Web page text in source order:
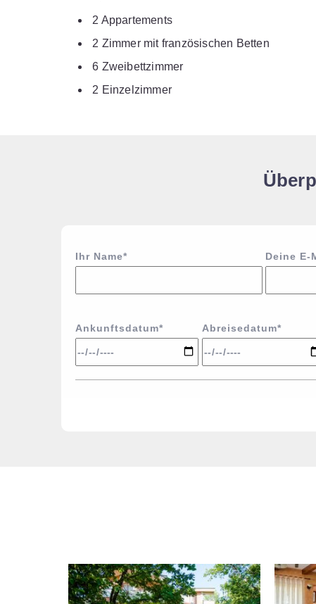
2 Appartements
2 Zimmer mit französischen Betten
6 Zweibettzimmer
2 Einzelzimmer
Ihr Name* Deine E-
Ankunftsdatum* Abreisedatum*